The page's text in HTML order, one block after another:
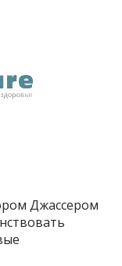
Джассером